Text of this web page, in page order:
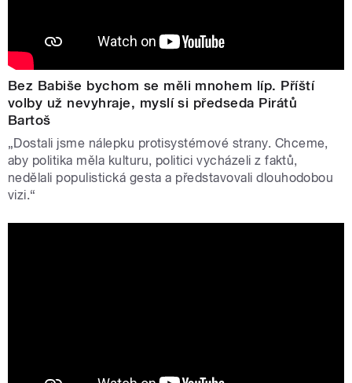
Bez Babiše bychom se měli mnohem líp. Příští
volby už nevyhraje, myslí si předseda Pirátů
Bartoš
„Dostali jsme nálepku protisystémové strany. Chceme,
aby politika měla kulturu, politici vycházeli z faktů,
nedělali populistická gesta a představovali dlouhodobou
vizi.“